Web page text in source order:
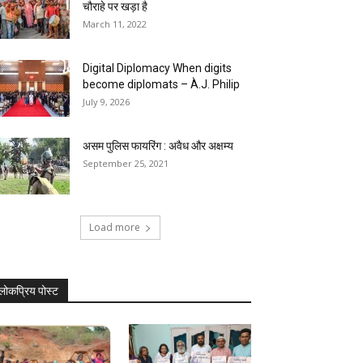
चौराहे पर खड़ा है
March 11, 2022
Digital Diplomacy When digits
become diplomats – À.J. Philip
July 9, 2026
असम पुलिस फायरिंग : अवैध और अक्षम्य
September 25, 2021
Load more
पोस्ट